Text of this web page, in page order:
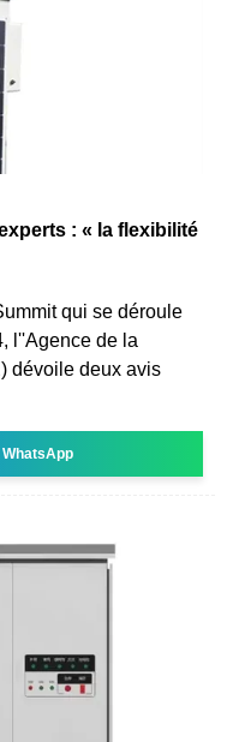
: « la flexibilité
qui se déroule
l''Agence de la
dévoile deux avis
WhatsApp